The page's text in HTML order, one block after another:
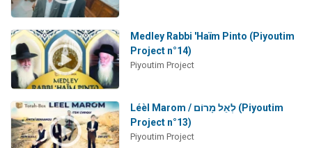
Medley Rabbi 'Haïm Pinto (Piyoutim
Project n°14)
Piyoutim Project
Léèl Marom / לְאֵל מָרוֹם (Piyoutim
Project n°13)
Piyoutim Project